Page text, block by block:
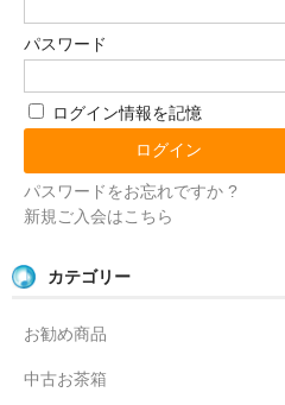
パスワード
ログイン情報を記憶
パスワードをお忘れですか ?
新規ご入会はこちら
カテゴリー
お勧め商品
中古お茶箱